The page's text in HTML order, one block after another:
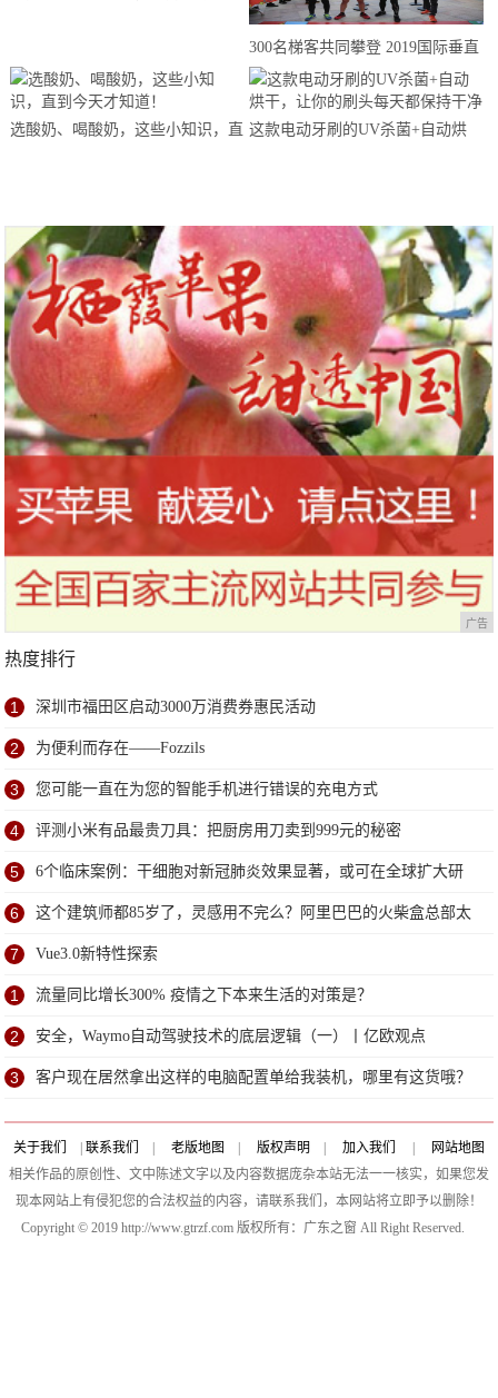
300名梯客共同攀登 2019国际垂直
马拉松超级精英赛顺德海骏达中心
站欢乐开跑
选酸奶、喝酸奶，这些小知识，直 这款电动牙刷的UV杀菌+自动烘
广告
热度排行
1 深圳市福田区启动3000万消费券惠民活动
2 为便利而存在——Fozzils
3 您可能一直在为您的智能手机进行错误的充电方式
4 评测小米有品最贵刀具：把厨房用刀卖到999元的秘密
5 6个临床案例：干细胞对新冠肺炎效果显著，或可在全球扩大研
究
6 这个建筑师都85岁了，灵感用不完么？阿里巴巴的火柴盒总部太
赞了
7 Vue3.0新特性探索
1 流量同比增长300% 疫情之下本来生活的对策是？
2 安全，Waymo自动驾驶技术的底层逻辑（一）丨亿欧观点
3 客户现在居然拿出这样的电脑配置单给我装机，哪里有这货哦？
关于我们 联系我们 老版地图 版权声明 加入我们
网站地图
相关作品的原创性、文中陈述文字以及内容数据庞杂本站无法一一核实，如果您发
现本网站上有侵犯您的合法权益的内容，请联系我们，本网站将立即予以删除！
Copyright © 2019 http://www.gtrzf.com 版权所有：广东之窗 All Right Reserved.